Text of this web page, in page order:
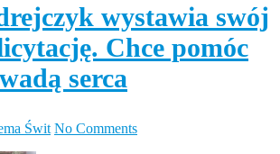
wystawia swój
Chce pomóc
serca
Świt No Comments